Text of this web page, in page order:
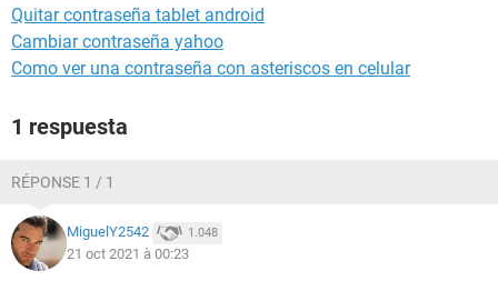
Quitar contraseña tablet android
Cambiar contraseña yahoo
Como ver una contraseña con asteriscos en celular
1 respuesta
RÉPONSE 1 / 1
MiguelY2542 1.048
21 oct 2021 à 00:23